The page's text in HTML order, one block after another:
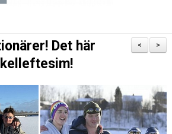
>
<
Det här